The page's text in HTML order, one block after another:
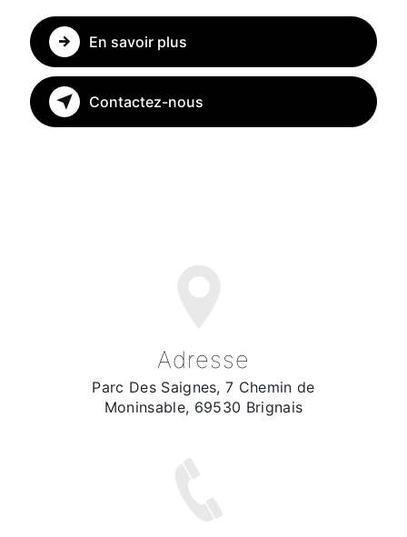
En savoir plus
Contactez-nous
Adresse
Parc Des Saignes, 7 Chemin de
Moninsable, 69530 Brignais